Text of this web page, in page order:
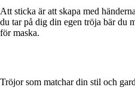
Att sticka är att skapa med
du tar på dig din egen tröja bär du
för maska.
Tröjor som matchar din stil och